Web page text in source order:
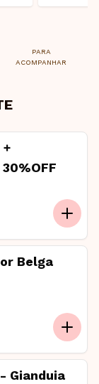
PARA
ACOMPANHAR
Belga
Gianduia